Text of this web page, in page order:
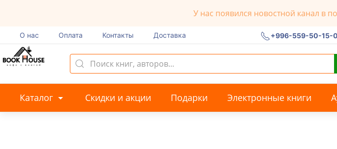
У нас появился новостной канал в
О нас Оплата Контакты Доставка +996-559-50-15-
Каталог Скидки и акции Подарки Электронные книги